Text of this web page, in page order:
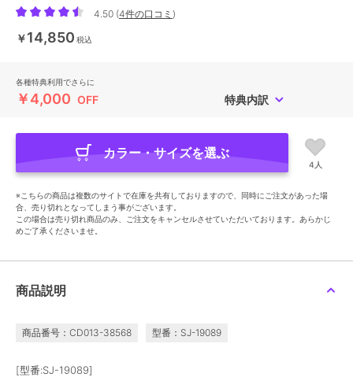
4.50 (4件の口コミ )
￥14,850 税込
各種特典利用でさらに
￥4,000 OFF 特典内訳
カラー・サイズを選ぶ
4人
※こちらの商品は複数のサイトで在庫を共有しておりますので、同時にご注文があった場
合、売り切れとなってしまう事がございます。
この場合は売り切れ商品のみ、ご注文をキャンセルさせていただいております。あらかじ
めご了承くださいませ。
商品説明
商品番号：CD013-38568 型番：SJ-19089
[型番:SJ-19089]